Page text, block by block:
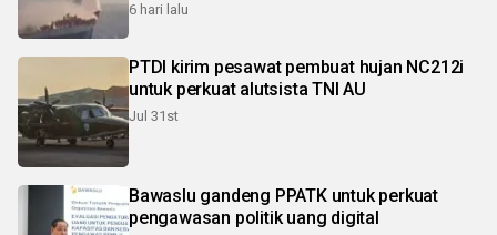
6 hari lalu
PTDI kirim pesawat pembuat hujan NC212i
untuk perkuat alutsista TNI AU
Jul 31st
Bawaslu gandeng PPATK untuk perkuat
pengawasan politik uang digital